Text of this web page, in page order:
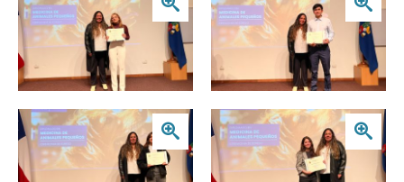
Zoom Zoom